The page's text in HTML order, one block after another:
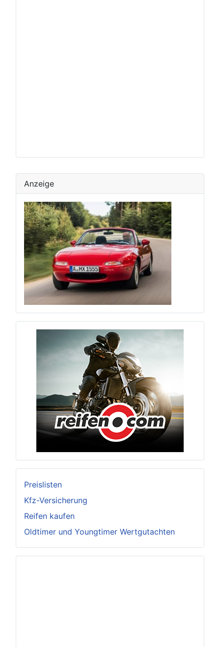
Anzeige
Preislisten
Kfz-Versicherung
Reifen kaufen
Oldtimer und Youngtimer Wertgutachten